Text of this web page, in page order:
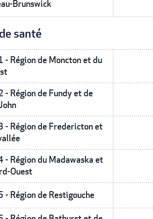
Brunswick
santé
- Région de Moncton et du
- Région de Fundy et de
- Région de Fredericton et
- Région du Madawaska et
Ouest
- Région de Restigouche